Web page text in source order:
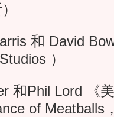
和 David
）
Phil Lord 《
of Meatballs